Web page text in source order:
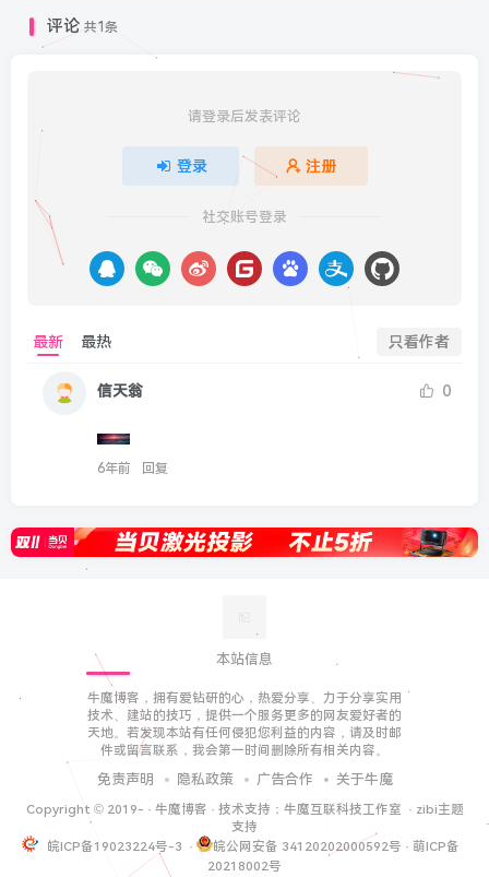
评论 共1条
请登录后发表评论
登录 注册
社交账号登录
最新 最热 只看作者
信天翁 0
6年前 回复
本站信息
牛魔博客，拥有爱钻研的心，热爱分享、力于分享实用
技术、建站的技巧，提供一个服务更多的网友爱好者的
天地。若发现本站有任何侵犯您利益的内容，请及时邮
件或留言联系，我会第一时间删除所有相关内容。
免责声明 隐私政策 广告合作 关于牛魔
Copyright © 2019- · 牛魔博客 · 技术支持： 牛魔互联科技工作室 · zibi主题
支持
皖ICP备19023224号-3 · 皖公网安备 34120202000592号 · 萌ICP备
20218002号